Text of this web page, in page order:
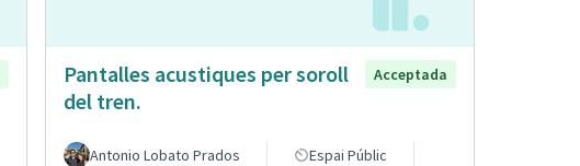
Pantalles acustiques per soroll
del tren.
Acceptada
Antonio Lobato Prados
Espai Públic